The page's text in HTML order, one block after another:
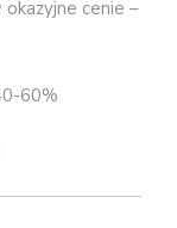
cenie –
60%